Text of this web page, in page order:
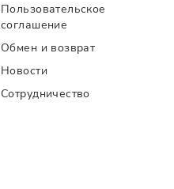
Пользовательское
соглашение
Обмен и возврат
Новости
Сотрудничество